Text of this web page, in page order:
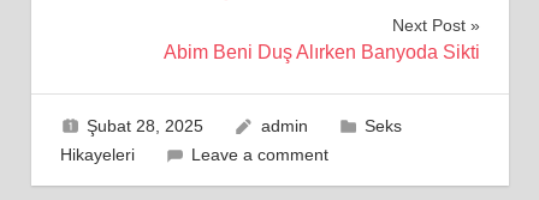
Next Post
Abim Beni Duş Alırken Banyoda Sikti
Şubat 28, 2025 admin
Seks
Hikayeleri
Leave a comment